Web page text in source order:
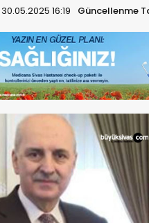
30.05.2025 16:19 Güncellenme